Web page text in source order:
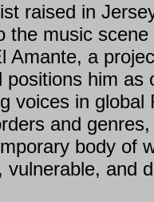
raised in
the music
Amante, a
positions him as
voices in global
and
body of
vulnerable, and